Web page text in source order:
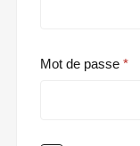
Mot de passe